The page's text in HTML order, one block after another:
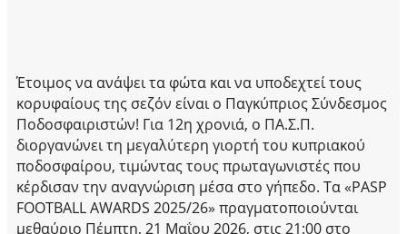
Έτοιμος να ανάψει τα φώτα και να υποδεχτεί τους
κορυφαίους της σεζόν είναι ο Παγκύπριος Σύνδεσμος
Ποδοσφαιριστών! Για 12η χρονιά, ο ΠΑ.Σ.Π.
διοργανώνει τη μεγαλύτερη γιορτή του κυπριακού
ποδοσφαίρου, τιμώντας τους πρωταγωνιστές που
κέρδισαν την αναγνώριση μέσα στο γήπεδο. Τα «PASP
FOOTBALL AWARDS 2025/26» πραγματοποιούνται
μεθαύριο Πέμπτη, 21 Μαΐου 2026, στις 21:00 στο